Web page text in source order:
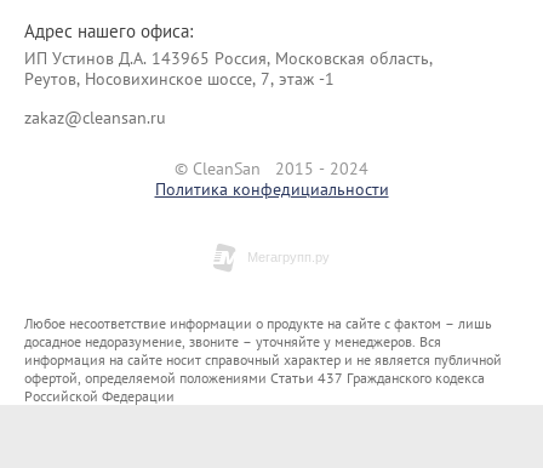
Адрес нашего офиса:
ИП Уcтинoв Д.А. 143965 Россия, Московская область,
Реутов, Носовихинское шоссе, 7, этаж -1
zakaz@cleansan.ru
© CleanSan 2015 - 2024
Политика конфедициальности
Любое несоответствие информации о продукте на сайте с фактом – лишь
досадное недоразумение, звоните – уточняйте у менеджеров. Вся
информация на сайте носит справочный характер и не является публичной
офертой, определяемой положениями Статьи 437 Гражданского кодекса
Российской Федерации